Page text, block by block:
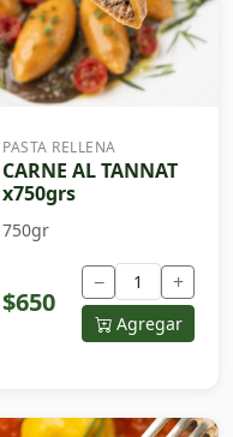
PASTA RELLENA
CARNE AL TANNAT
x750grs
750gr
$650
− +
Agregar